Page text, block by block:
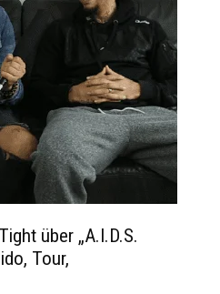
über „A.I.D.S.
Tour,